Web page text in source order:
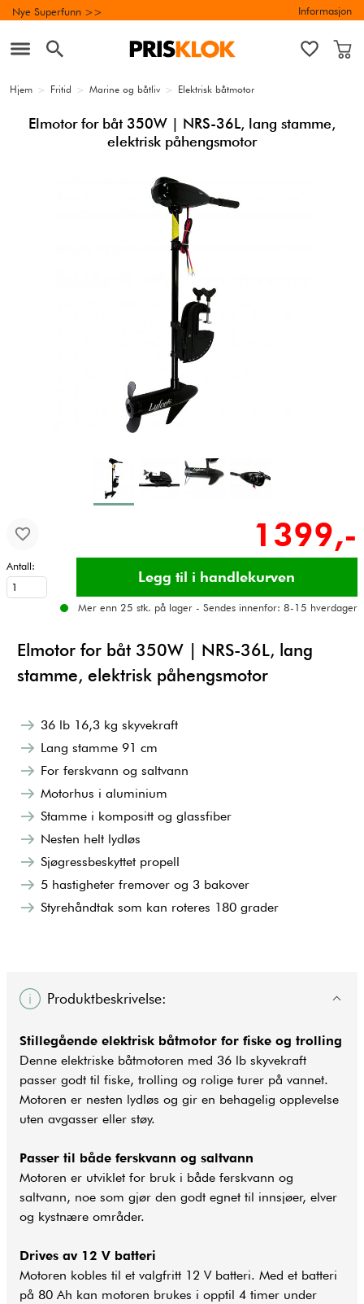
Nye Superfunn >> Informasjon
Hjem > Fritid > Marine og båtliv > Elektrisk båtmotor
Elmotor for båt 350W | NRS-36L, lang stamme,
elektrisk påhengsmotor
1399,-
Antall:
Mer enn 25 stk. på lager - Sendes innenfor: 8-15 hverdager
Elmotor for båt 350W | NRS-36L, lang
stamme, elektrisk påhengsmotor
36 lb 16,3 kg skyvekraft
Lang stamme 91 cm
For ferskvann og saltvann
Motorhus i aluminium
Stamme i kompositt og glassfiber
Nesten helt lydløs
Sjøgressbeskyttet propell
5 hastigheter fremover og 3 bakover
Styrehåndtak som kan roteres 180 grader
Produktbeskrivelse:
Stillegående elektrisk båtmotor for fiske og trolling
Denne elektriske båtmotoren med 36 lb skyvekraft
passer godt til fiske, trolling og rolige turer på vannet.
Motoren er nesten lydløs og gir en behagelig opplevelse
uten avgasser eller støy.
Passer til både ferskvann og saltvann
Motoren er utviklet for bruk i både ferskvann og
saltvann, noe som gjør den godt egnet til innsjøer, elver
og kystnære områder.
Drives av 12 V batteri
Motoren kobles til et valgfritt 12 V batteri. Med et batteri
på 80 Ah kan motoren brukes i opptil 4 timer under